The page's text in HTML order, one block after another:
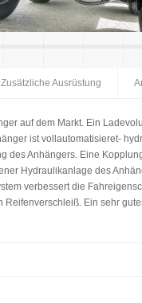
Zusätzliche Ausrüstung
auf dem Markt. Ein
ist vollautomatisieret-
des Anhängers. Eine
Hydraulikanlage des
verbessert die
Ein sehr